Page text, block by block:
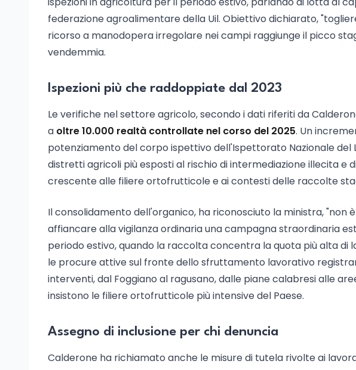
federazione agroalimentare della Uil. Obiettivo dichiarato,
ricorso a manodopera irregolare nei campi raggiunge il picco
vendemmia.
Ispezioni più che raddoppiate dal 2023
Le verifiche nel settore agricolo, secondo i dati riferiti da
a oltre 10.000 realtà controllate nel corso del 2025. Un
potenziamento del corpo ispettivo dell'Ispettorato Nazionale del
distretti agricoli più esposti al rischio di intermediazione illecita e
crescente alle filiere ortofrutticole e ai contesti delle raccolte
Il consolidamento dell'organico, ha riconosciuto la ministra, "non
affiancare alla vigilanza ordinaria una campagna straordinaria
periodo estivo, quando la raccolta concentra la quota più alta di
le procure attive sul fronte dello sfruttamento lavorativo
interventi, dal Foggiano al ragusano, dalle piane calabresi alle
insistono le filiere ortofrutticole più intensive del Paese.
Assegno di inclusione per chi denuncia
Calderone ha richiamato anche le misure di tutela rivolte ai